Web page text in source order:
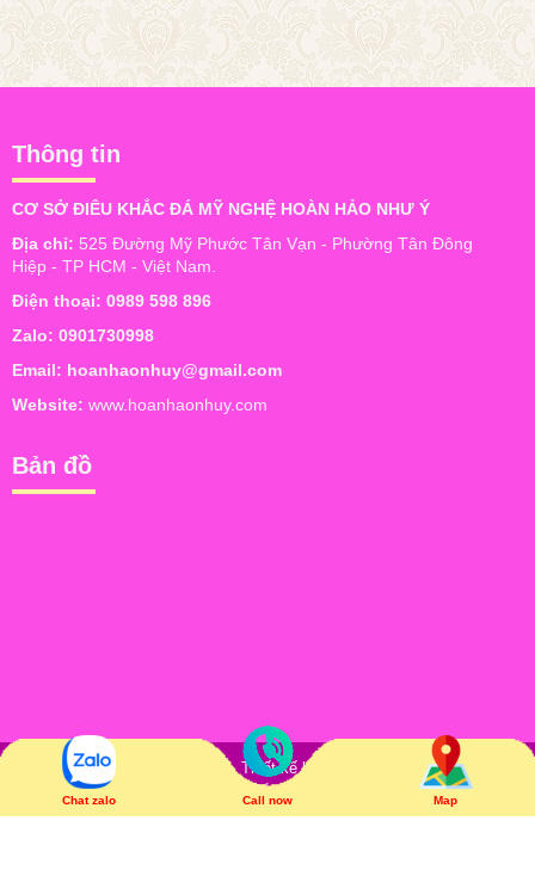
Chat zalo Call now Map
Thông tin
CƠ SỞ ĐIÊU KHẮC ĐÁ MỸ NGHỆ HOÀN HẢO NHƯ Ý
Địa chỉ: 525 Đường Mỹ Phước Tân Vạn - Phường Tân Đông
Hiệp - TP HCM - Việt Nam.
Điện thoại: 0989 598 896
Zalo: 0901730998
Email: hoanhaonhuy@gmail.com
Website: www.hoanhaonhuy.com
Bản đồ
Bản quyền © Hoàn Hảo Như Ý. Thiết kế bởi
. Trực tuyến: 7
| Hôm nay: 108 | Tổng truy cập: 74,488